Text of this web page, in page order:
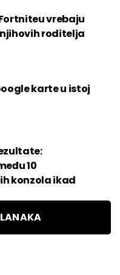
vrebaju
roditelja
karte u istoj
10
konzola ikad